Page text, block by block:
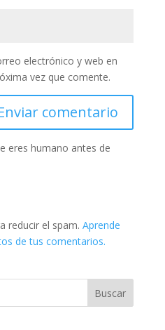
electrónico y web en
vez que comente.
eres humano antes de
reducir el spam. Aprende
de tus comentarios.